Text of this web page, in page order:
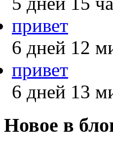
привет
6 дней 12
привет
6 дней 13
Новое в